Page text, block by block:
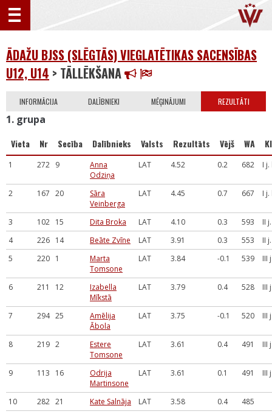
ĀDAŽU BJSS (SLĒGTĀS) VIEGLATĒTIKAS SACENSĪBAS
U12, U14 > TĀLLĒKŠANA
INFORMĀCIJA DALĪBNIEKI MĒĢINĀJUMI REZULTĀTI
1. grupa
Vieta Nr Secība Dalībnieks Valsts Rezultāts Vējš WA
1 272 9
Anna
Odziņa
LAT 4.52 0.2 682 I
2 167 20
Sāra
Veinberga
LAT 4.45 0.7 667 I
3 102 15 Dita Broka LAT 4.10 0.3 593
II
4
226 14 Beāte Zvīne LAT 3.91 0.3 553
II
5
220 1
Marta
Tomsone
LAT 3.84 -0.1 539 III
6 211 12
Izabella
Mīkstā
LAT 3.79 0.4 528 III
7 294 25
Amēlija
Ābola
LAT 3.75 -0.1 520 III
8 219 2
Estere
Tomsone
LAT 3.61 0.4 491 III
9 113 16
Odrija
Martinsone
LAT 3.61 0.1 491 III
10 282 21 Kate Salnāja LAT 3.58 0.4
485